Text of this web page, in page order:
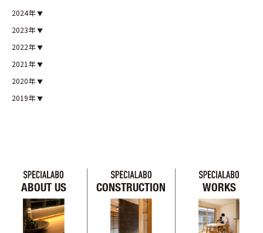
2024年
2023年
2022年
2021年
2020年
2019年
ABOUT US CONSTRUCTION WORKS